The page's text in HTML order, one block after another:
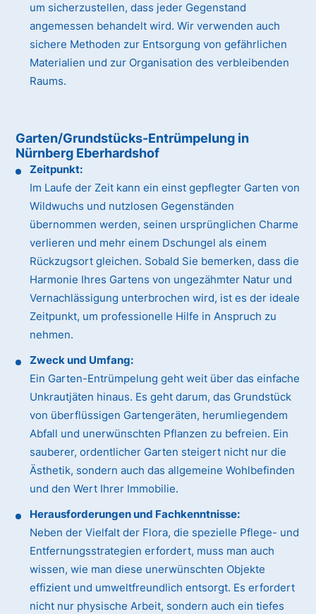
um sicherzustellen, dass jeder Gegenstand
angemessen behandelt wird. Wir verwenden auch
sichere Methoden zur Entsorgung von gefährlichen
Materialien und zur Organisation des verbleibenden
Raums.
Garten/Grundstücks-Entrümpelung in
Nürnberg Eberhardshof
Zeitpunkt:
Im Laufe der Zeit kann ein einst gepflegter Garten von
Wildwuchs und nutzlosen Gegenständen
übernommen werden, seinen ursprünglichen Charme
verlieren und mehr einem Dschungel als einem
Rückzugsort gleichen. Sobald Sie bemerken, dass die
Harmonie Ihres Gartens von ungezähmter Natur und
Vernachlässigung unterbrochen wird, ist es der ideale
Zeitpunkt, um professionelle Hilfe in Anspruch zu
nehmen.
Zweck und Umfang:
Ein Garten-Entrümpelung geht weit über das einfache
Unkrautjäten hinaus. Es geht darum, das Grundstück
von überflüssigen Gartengeräten, herumliegendem
Abfall und unerwünschten Pflanzen zu befreien. Ein
sauberer, ordentlicher Garten steigert nicht nur die
Ästhetik, sondern auch das allgemeine Wohlbefinden
und den Wert Ihrer Immobilie.
Herausforderungen und Fachkenntnisse:
Neben der Vielfalt der Flora, die spezielle Pflege- und
Entfernungsstrategien erfordert, muss man auch
wissen, wie man diese unerwünschten Objekte
effizient und umweltfreundlich entsorgt. Es erfordert
nicht nur physische Arbeit, sondern auch ein tiefes